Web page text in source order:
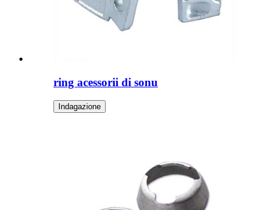
ring acessorii di sonu
Indagazione